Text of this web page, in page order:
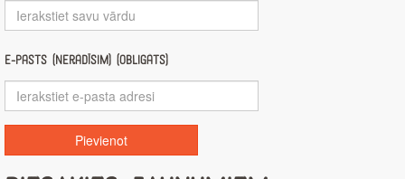
E-pasts (nerādīsim) (obligāts)